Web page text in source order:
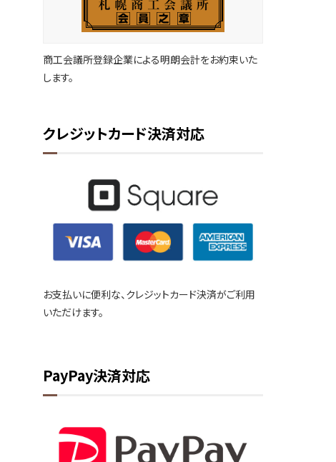
商工会議所登録企業による明朗会計をお約束いた
します。
クレジットカード決済対応
お支払いに便利な、クレジットカード決済がご利用
いただけます。
PayPay決済対応